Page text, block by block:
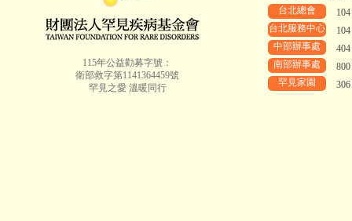
115年公益勸募字號：
衛部救字第1141364459號
罕見之愛 溫暖同行
台北總會
台北服務中心
中部辦事處
南部辦事處
罕見家園